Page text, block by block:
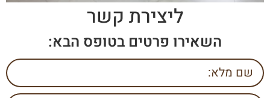
ליצירת קשר
השאירו פרטים בטופס הבא: